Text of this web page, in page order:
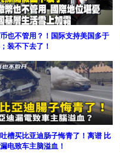
也不管用？！国际支持美国多于
装不下去了！
槽买比亚迪肠子悔青了！离谱 比
电致车主脑溢血！